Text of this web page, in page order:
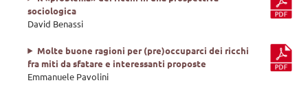
sociologica
David Benassi
Molte buone ragioni per (pre)occuparci dei ricchi
fra miti da sfatare e interessanti proposte
Emmanuele Pavolini